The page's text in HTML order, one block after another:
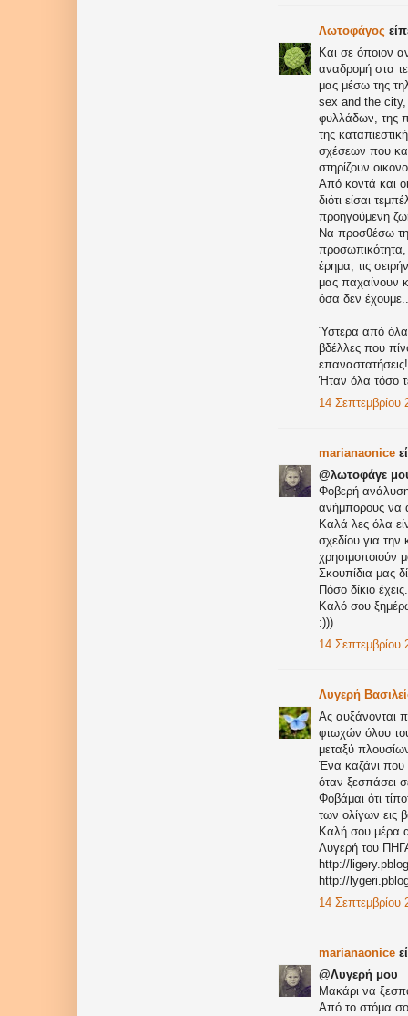
Λωτοφάγος
Και σε όποιον
αναδρομή στα
μας μέσω της
sex and the city,
φυλλάδων, της
της
σχέσεων που
στηρίζουν
Από κοντά και
διότι είσαι
προηγούμενη
Να προσθέσω τη
προσωπικότητα,
έρημα, τις
μας παχαίνουν
όσα δεν
Ύστερα από όλα
βδέλλες που
επαναστατήσεις!
Ήταν όλα τόσο
14 Σεπτεμβρίου
marianaonice
@λωτοφάγε
Φοβερή
ανήμπορους να
Καλά λες όλα
σχεδίου για
χρησιμοποιούν
Σκουπίδια μας
Πόσο δίκιο
Καλό σου
:)))
14 Σεπτεμβρίου
Λυγερή
Ας αυξάνονται
φτωχών όλου
μεταξύ
Ένα καζάνι που
όταν ξεσπάσει
Φοβάμαι ότι
των ολίγων εις
Καλή σου μέρα
Λυγερή του
http://
http://
14 Σεπτεμβρίου
marianaonice
@Λυγερή μου
Μακάρι να
Από το στόμα